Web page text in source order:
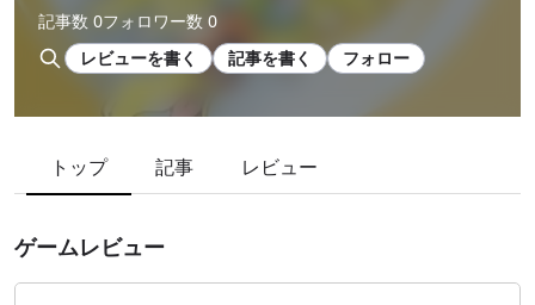
記事数 0フォロワー数 0
レビューを書く
記事を書く フォロー
トップ 記事 レビュー
ゲームレビュー